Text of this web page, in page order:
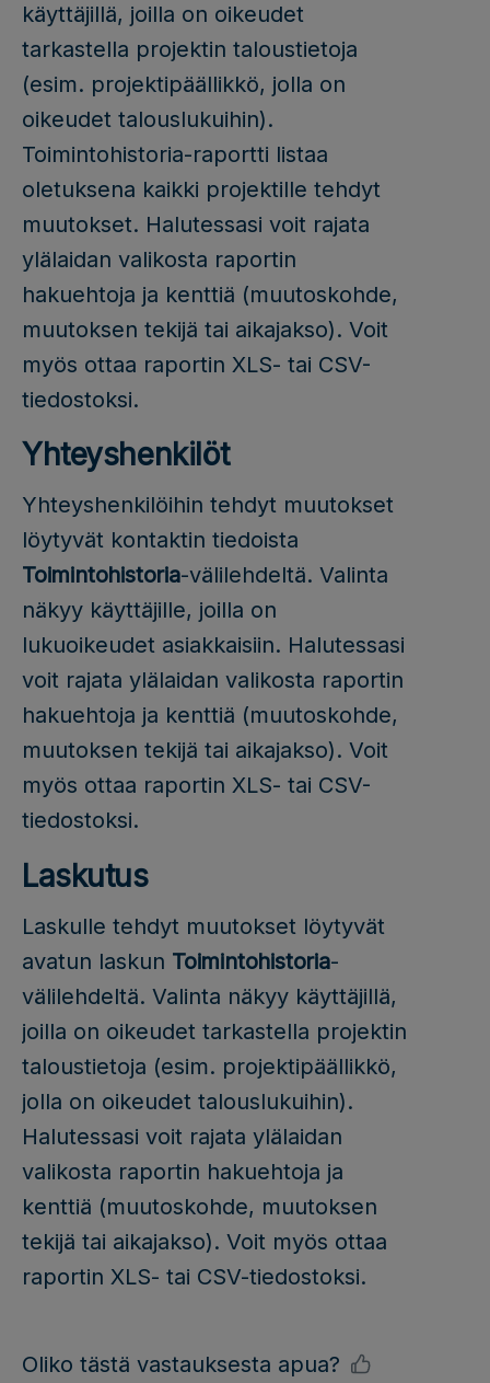
käyttäjillä, joilla on oikeudet
tarkastella projektin taloustietoja
(esim. projektipäällikkö, jolla on
oikeudet talouslukuihin).
Toimintohistoria-raportti listaa
oletuksena kaikki projektille tehdyt
muutokset. Halutessasi voit rajata
ylälaidan valikosta raportin
hakuehtoja ja kenttiä (muutoskohde,
muutoksen tekijä tai aikajakso). Voit
myös ottaa raportin XLS- tai CSV-
tiedostoksi.
Yhteyshenkilöt
Yhteyshenkilöihin tehdyt muutokset
löytyvät kontaktin tiedoista
Toimintohistoria-välilehdeltä. Valinta
näkyy käyttäjille, joilla on
lukuoikeudet asiakkaisiin. Halutessasi
voit rajata ylälaidan valikosta raportin
hakuehtoja ja kenttiä (muutoskohde,
muutoksen tekijä tai aikajakso). Voit
myös ottaa raportin XLS- tai CSV-
tiedostoksi.
Laskutus
Laskulle tehdyt muutokset löytyvät
avatun laskun Toimintohistoria-
välilehdeltä. Valinta näkyy käyttäjillä,
joilla on oikeudet tarkastella projektin
taloustietoja (esim. projektipäällikkö,
jolla on oikeudet talouslukuihin).
Halutessasi voit rajata ylälaidan
valikosta raportin hakuehtoja ja
kenttiä (muutoskohde, muutoksen
tekijä tai aikajakso). Voit myös ottaa
raportin XLS- tai CSV-tiedostoksi.
Oliko tästä vastauksesta apua?